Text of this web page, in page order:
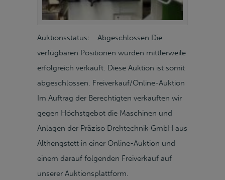
Auktionsstatus: Abgeschlossen Die
verfügbaren Positionen wurden mittlerweile
erfolgreich verkauft. Diese Auktion ist somit
abgeschlossen. Freiverkauf/Online-Auktion
Im Auftrag der Berechtigten verkauften wir
gegen Höchstgebot die Maschinen und
Anlagen der Präziso Drehtechnik GmbH aus
Althengstett in einer Online-Auktion und
einem darauf folgenden Freiverkauf auf
unserer Auktionsplattform.